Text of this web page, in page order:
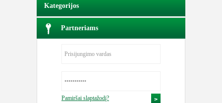
Kategorijos
Partneriams
Pamiršai slaptažodį?